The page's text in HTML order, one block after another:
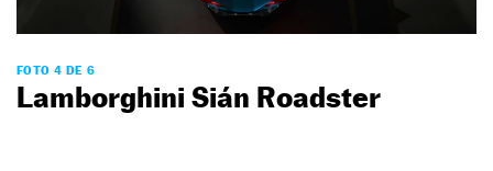
FOTO 4 DE 6
Lamborghini Sián Roadster